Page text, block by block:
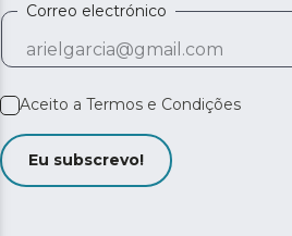
Correo electrónico
Aceito a Termos e Condições
Eu subscrevo!